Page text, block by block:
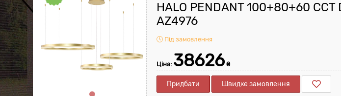
HALO PENDANT 100+80+60 CCT
AZ4976
Під замовлення
Ціна: 38626₴
Придбати Швидке замовлення